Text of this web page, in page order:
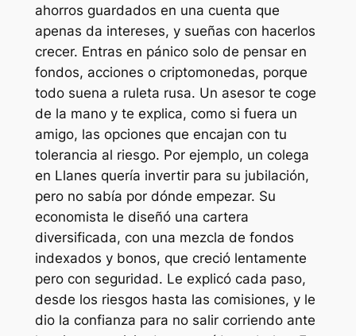
ahorros guardados en una cuenta que
apenas da intereses, y sueñas con hacerlos
crecer. Entras en pánico solo de pensar en
fondos, acciones o criptomonedas, porque
todo suena a ruleta rusa. Un asesor te coge
de la mano y te explica, como si fuera un
amigo, las opciones que encajan con tu
tolerancia al riesgo. Por ejemplo, un colega
en Llanes quería invertir para su jubilación,
pero no sabía por dónde empezar. Su
economista le diseñó una cartera
diversificada, con una mezcla de fondos
indexados y bonos, que creció lentamente
pero con seguridad. Le explicó cada paso,
desde los riesgos hasta las comisiones, y le
dio la confianza para no salir corriendo ante